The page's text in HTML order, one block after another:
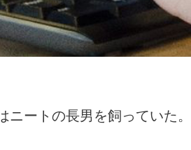
ニートの長男を飼っていた。